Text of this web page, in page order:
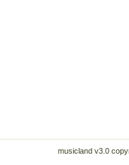
musicland v3.0